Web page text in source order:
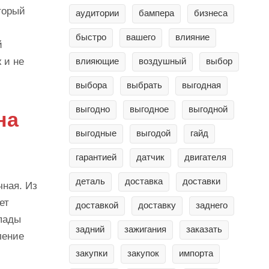
и не
Из
аудитории бампера бизнеса
быстро вашего влияние
влияющие воздушный выбор
выбора выбрать выгодная
выгодно выгодное выгодной
выгодные выгодой гайд
гарантией датчик двигателя
деталь доставка доставки
доставкой доставку заднего
задний зажигания заказать
закупки закупок импорта